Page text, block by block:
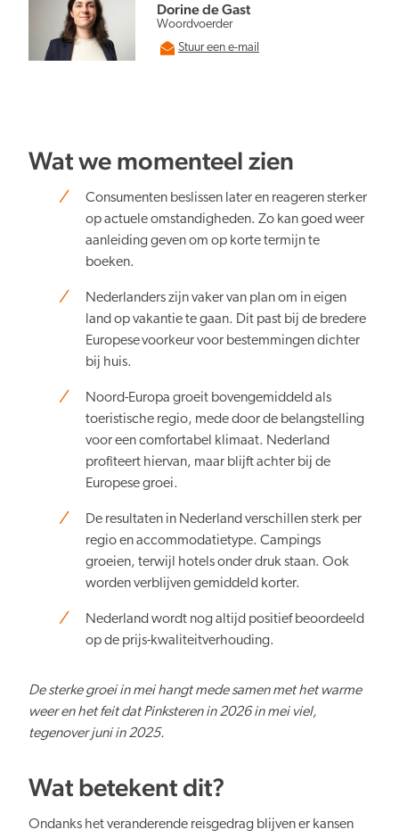
Nederland overal aantrekkelijk
Verduurzaming
Kennis en data
Dorine de Gast
Woordvoerder
Stuur een e-mail
Wat we momenteel zien
Consumenten beslissen later en reageren sterker
op actuele omstandigheden. Zo kan goed weer
aanleiding geven om op korte termijn te
boeken.
Nederlanders zijn vaker van plan om in eigen
land op vakantie te gaan. Dit past bij de bredere
Europese voorkeur voor bestemmingen dichter
bij huis.
Noord-Europa groeit bovengemiddeld als
toeristische regio, mede door de belangstelling
voor een comfortabel klimaat. Nederland
profiteert hiervan, maar blijft achter bij de
Europese groei.
De resultaten in Nederland verschillen sterk per
regio en accommodatietype. Campings
groeien, terwijl hotels onder druk staan. Ook
worden verblijven gemiddeld korter.
Nederland wordt nog altijd positief beoordeeld
op de prijs-kwaliteitverhouding.
De sterke groei in mei hangt mede samen met het warme
weer en het feit dat Pinksteren in 2026 in mei viel,
tegenover juni in 2025.
Wat betekent dit?
Ondanks het veranderende reisgedrag blijven er kansen